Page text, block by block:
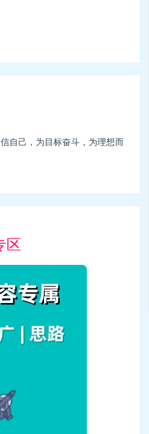
自己，为目标奋斗，为理想而
区